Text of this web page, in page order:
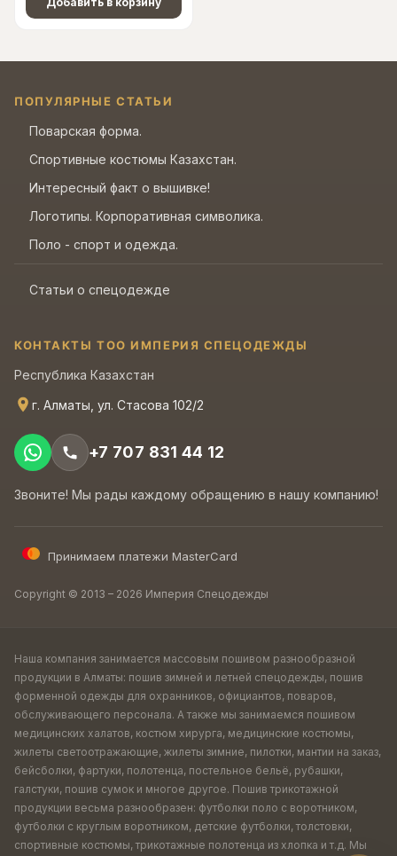
ПОПУЛЯРНЫЕ СТАТЬИ
Поварская форма.
Спортивные костюмы Казахстан.
Интересный факт о вышивке!
Логотипы. Корпоративная символика.
Поло - спорт и одежда.
Статьи о спецодежде
КОНТАКТЫ ТОО ИМПЕРИЯ СПЕЦОДЕЖДЫ
Республика Казахстан
г. Алматы, ул. Стасова 102/2
+7 707 831 44 12
Звоните! Мы рады каждому обращению в нашу компанию!
Принимаем платежи MasterCard
Copyright © 2013 – 2026 Империя Спецодежды
Наша компания занимается массовым пошивом разнообразной
продукции в Алматы: пошив зимней и летней спецодежды, пошив
форменной одежды для охранников, официантов, поваров,
обслуживающего персонала. А также мы занимаемся пошивом
медицинских халатов, костюм хирурга, медицинские костюмы,
жилеты светоотражающие, жилеты зимние, пилотки, мантии на заказ,
бейсболки, фартуки, полотенца, постельное бельё, рубашки,
галстуки, пошив сумок и многое другое. Пошив трикотажной
продукции весьма разнообразен: футболки поло с воротником,
футболки с круглым воротником, детские футболки, толстовки,
спортивные костюмы, трикотажные полотенца из хлопка и т.д. Мы